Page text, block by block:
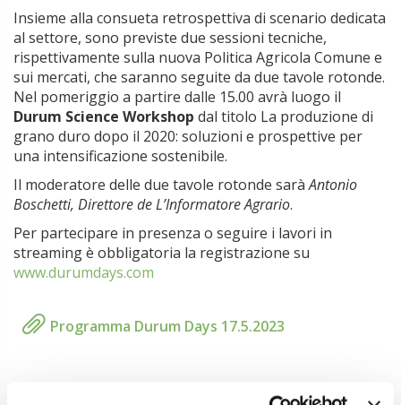
Insieme alla consueta retrospettiva di scenario dedicata
al settore, sono previste due sessioni tecniche,
rispettivamente sulla nuova Politica Agricola Comune e
sui mercati, che saranno seguite da due tavole rotonde.
Nel pomeriggio a partire dalle 15.00 avrà luogo il
Durum Science Workshop dal titolo La produzione di
grano duro dopo il 2020: soluzioni e prospettive per
una intensificazione sostenibile.
Il moderatore delle due tavole rotonde saràAntonio
Boschetti, Direttore de L’Informatore Agrario.
Per partecipare in presenza o seguire i lavori in
streaming è obbligatoria la registrazione su
www.durumdays.com
Programma Durum Days 17.5.2023